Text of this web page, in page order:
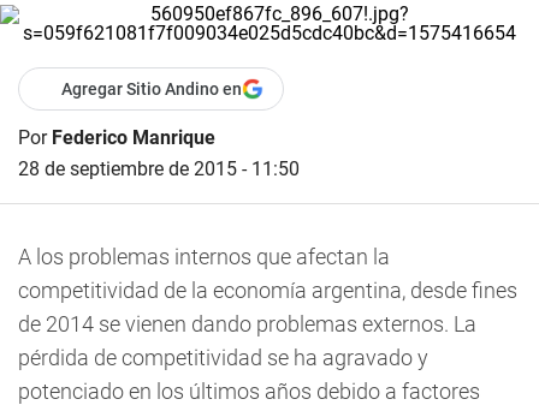
Agregar Sitio Andino en
Por Federico Manrique
28 de septiembre de 2015 - 11:50
A los problemas internos que afectan la
competitividad de la economía argentina, desde fines
de 2014 se vienen dando problemas externos. La
pérdida de competitividad se ha agravado y
potenciado en los últimos años debido a factores